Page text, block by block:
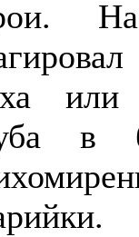
или
в